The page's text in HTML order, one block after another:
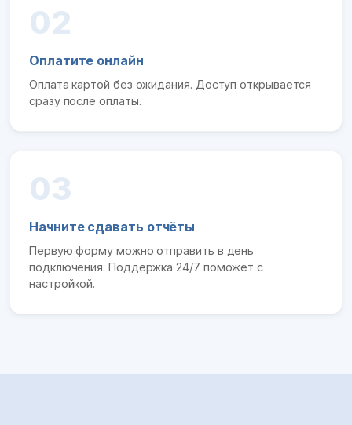
02
Оплатите онлайн
Оплата картой без ожидания. Доступ открывается
сразу после оплаты.
03
Начните сдавать отчёты
Первую форму можно отправить в день
подключения. Поддержка 24/7 поможет с
настройкой.